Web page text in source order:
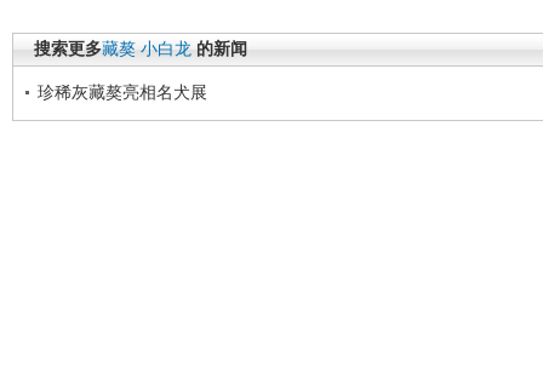
搜索更多藏獒 小白龙 的新闻
珍稀灰藏獒亮相名犬展